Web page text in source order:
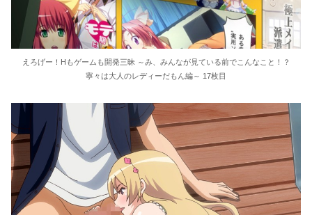
えろげー！Hもゲームも開発三昧 ～み、みんなが見ている前でこんなこと！？
寧々は大人のレディーだもん編～ 17枚目